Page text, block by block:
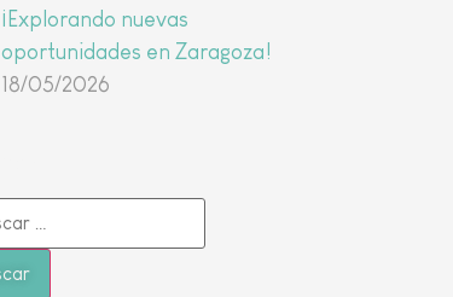
¡Explorando nuevas
oportunidades en Zaragoza!
18/05/2026